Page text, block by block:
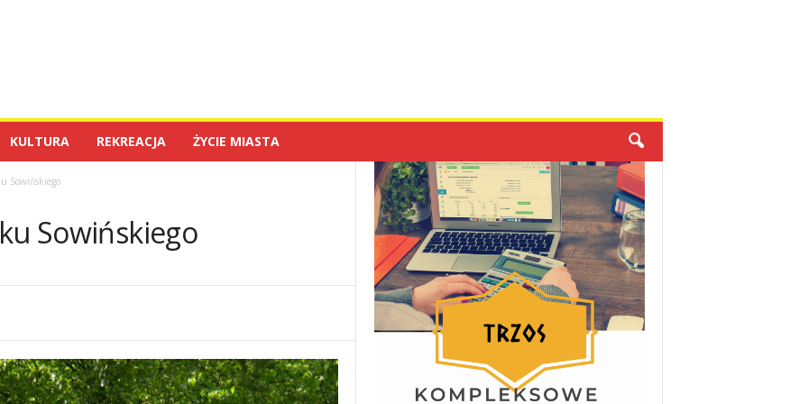
KULTURA REKREACJA ŻYCIE MIASTA
Sowińskiego
Sowińskiego